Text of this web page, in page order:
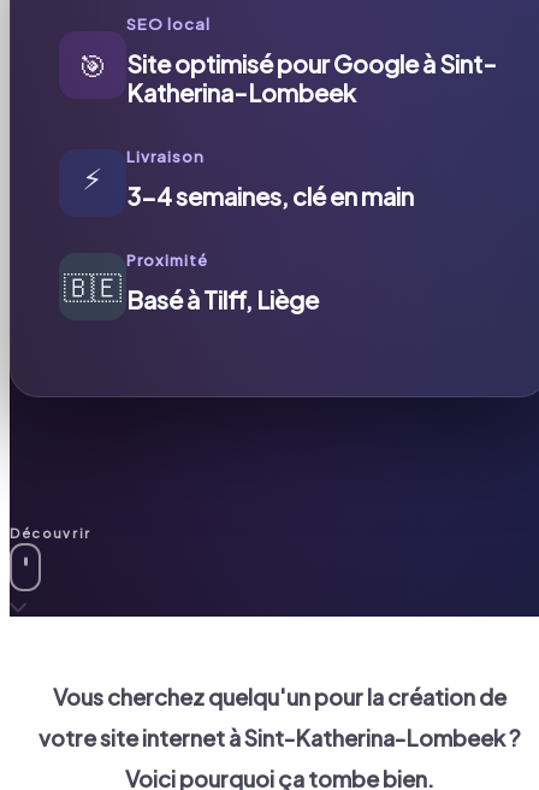
🎯
SEO local
Site optimisé pour Google à Sint-
Katherina-Lombeek
⚡
Livraison
3-4 semaines, clé en main
🇧🇪
Proximité
Basé à Tilff, Liège
Découvrir
Vous cherchez quelqu'un pour la création de
votre site internet àSint-Katherina-Lombeek?
Voici pourquoi ça tombe bien.